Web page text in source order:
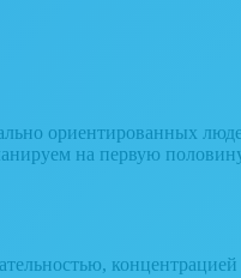
ориентированных
на первую